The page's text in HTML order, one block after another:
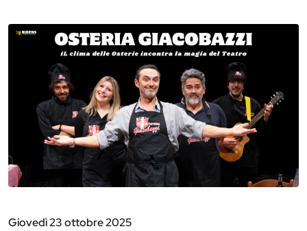
Giovedì 23 ottobre 2025